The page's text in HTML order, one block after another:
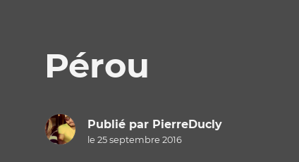
Pérou
Publié par PierreDucly
le 25 septembre 2016